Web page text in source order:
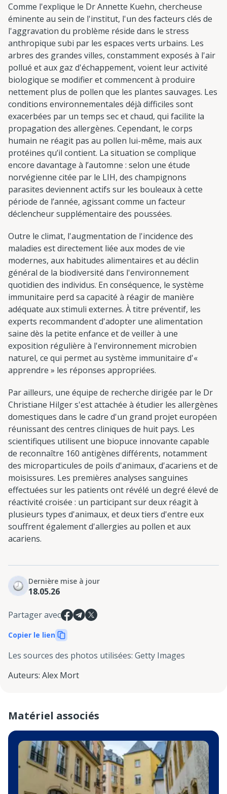
Comme l'explique le Dr Annette Kuehn, chercheuse
éminente au sein de l'institut, l'un des facteurs clés de
l'aggravation du problème réside dans le stress
anthropique subi par les espaces verts urbains. Les
arbres des grandes villes, constamment exposés à l'air
pollué et aux gaz d'échappement, voient leur activité
biologique se modifier et commencent à produire
nettement plus de pollen que les plantes sauvages. Les
conditions environnementales déjà difficiles sont
exacerbées par un temps sec et chaud, qui facilite la
propagation des allergènes. Cependant, le corps
humain ne réagit pas au pollen lui-même, mais aux
protéines qu’il contient. La situation se complique
encore davantage à l’automne : selon une étude
norvégienne citée par le LIH, des champignons
parasites deviennent actifs sur les bouleaux à cette
période de l’année, agissant comme un facteur
déclencheur supplémentaire des poussées.
Outre le climat, l'augmentation de l'incidence des
maladies est directement liée aux modes de vie
modernes, aux habitudes alimentaires et au déclin
général de la biodiversité dans l'environnement
quotidien des individus. En conséquence, le système
immunitaire perd sa capacité à réagir de manière
adéquate aux stimuli externes. À titre préventif, les
experts recommandent d'adopter une alimentation
saine dès la petite enfance et de veiller à une
exposition régulière à l'environnement microbien
naturel, ce qui permet au système immunitaire d'«
apprendre » les réponses appropriées.
Par ailleurs, une équipe de recherche dirigée par le Dr
Christiane Hilger s'est attachée à étudier les allergènes
domestiques dans le cadre d'un grand projet européen
réunissant des centres cliniques de huit pays. Les
scientifiques utilisent une biopuce innovante capable
de reconnaître 160 antigènes différents, notamment
des microparticules de poils d'animaux, d'acariens et de
moisissures. Les premières analyses sanguines
effectuées sur les patients ont révélé un degré élevé de
réactivité croisée : un participant sur deux réagit à
plusieurs types d'animaux, et deux tiers d'entre eux
souffrent également d'allergies au pollen et aux
acariens.
Dernière mise à jour
18.05.26
Partager avec
Copier le lien
Les sources des photos utilisées: Getty Images
Auteurs: Alex Mort
Matériel associés